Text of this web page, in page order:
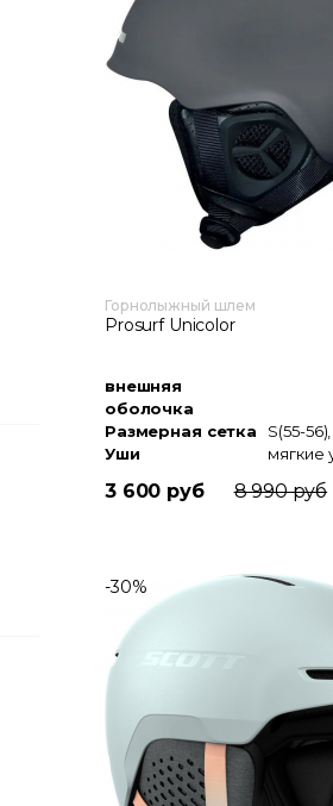
Горнолыжный шлем
Prosurf Unicolor
внешняя
оболочка
Размерная сетка
Уши
3 600 руб 8 990 руб
-30%